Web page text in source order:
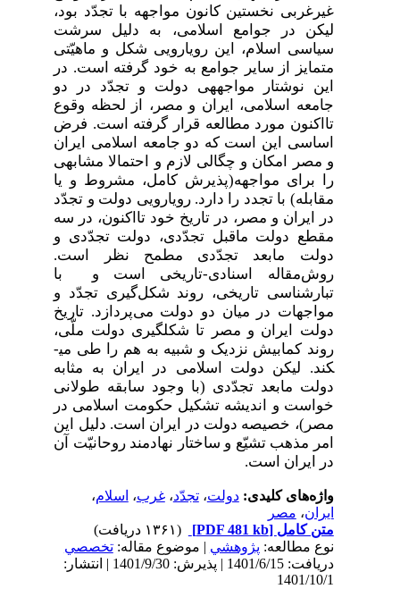
غیرغربی نخستین کانون مواجهه با تجدّد بود،
لیکن در جوامع اسلامی، به دلیل سرشت
سیاسی اسلام، این رویارویی شکل و ماهیّتی
متمایز از سایر جوامع به خود گرفته است. در
این نوشتار مواجهه­ی دولت و تجدّد در دو
جامعه اسلامی، ایران و مصر، از لحظه وقوع
تااکنون مورد مطالعه قرار گرفته است. فرض
اساسی این است که دو جامعه اسلامی ایران
و مصر امکان و چگالی لازم و احتمالا مشابهی
را برای مواجهه(پذیرش کامل، مشروط و یا
مقابله) با تجدد را دارد. رویارویی دولت و تجدّد
در ایران و مصر، در تاریخ خود تااکنون، در سه
مقطع دولت ماقبل تجدّدی، دولت تجدّدی و
دولت مابعد تجدّدی مطمح نظر است.
روش‌مقاله اسنادی-تاریخی ‌است و
تبارشناسی تاریخی، روند شکل‌گیری تجدّد و
مواجهات در میان دو دولت می‌پردازد. تاریخ
دولت ایران و مصر تا شکل­گیری دولت ملّی،
روند کمابیش نزدیک و شبیه به هم را طی می­
کند. لیکن دولت اسلامی در ایران به مثابه
دولت مابعد تجدّدی (با وجود سابقه طولانی
خواست و اندیشه تشکیل حکومت اسلامی در
مصر)، خصیصه دولت در ایران است. دلیل این
امر مذهب تشیّع و ساختار نهادمند روحانیّت آن
در ایران است.
واژه‌های کلیدی:دولت،تجدّد،غرب،اسلام،
ایران ،مصر
متن کامل[PDF 481 kb]
نوع مطالعه:پژوهشي| موضوع مقاله:تخصصي
دریافت: 1401/6/15 | پذیرش: 1401/9/30 | انتشار:
1401/10/1